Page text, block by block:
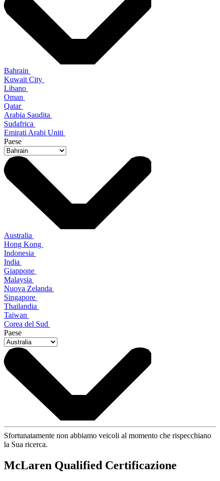
Bahrain
Kuwait City
Libano
Oman
Qatar
Arabia Saudita
Sudafrica
Emirati Arabi Uniti
Paese
Australia
Hong Kong
Indonesia
India
Giappone
Malaysia
Nuova Zelanda
Singapore
Thailandia
Taiwan
Corea del Sud
Paese
Sfortunatamente non abbiamo veicoli al momento che rispecchiano
la Sua ricerca.
McLaren Qualified Certificazione